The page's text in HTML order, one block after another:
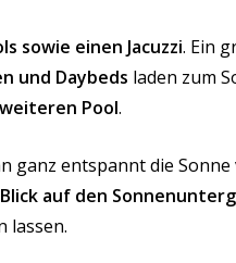
sowie einen Jacuzzi. Ein
und Daybeds laden zum
Pool.
ganz entspannt die
auf den
lassen.